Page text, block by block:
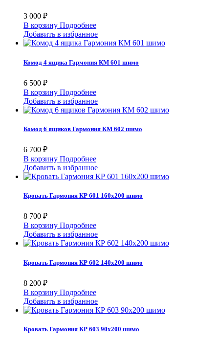
3 000 ₽
В корзину Подробнее
Добавить в избранное
Комод 4 ящика Гармония КМ 601 шимо
6 500 ₽
В корзину Подробнее
Добавить в избранное
Комод 6 ящиков Гармония КМ 602 шимо
6 700 ₽
В корзину Подробнее
Добавить в избранное
Кровать Гармония КР 601 160х200 шимо
8 700 ₽
В корзину Подробнее
Добавить в избранное
Кровать Гармония КР 602 140х200 шимо
8 200 ₽
В корзину Подробнее
Добавить в избранное
Кровать Гармония КР 603 90х200 шимо